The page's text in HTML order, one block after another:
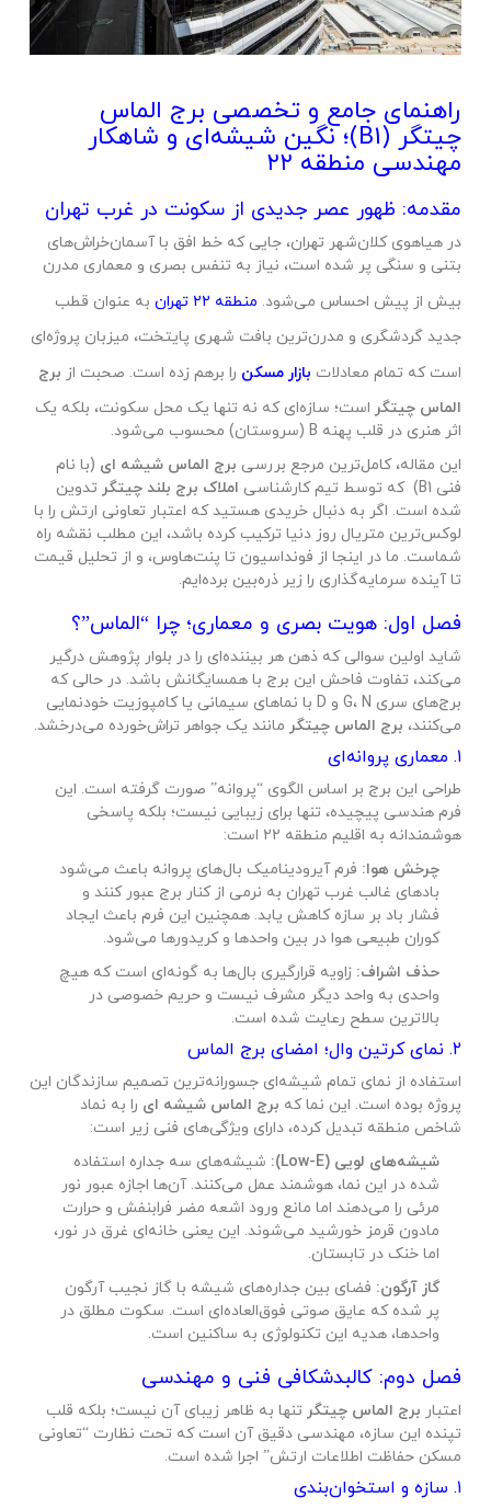
راهنمای جامع و تخصصی برج الماس
چیتگر (B1)؛ نگین شیشه‌ای و شاهکار
مهندسی منطقه ۲۲
مقدمه: ظهور عصر جدیدی از سکونت در غرب تهران
در هیاهوی کلان‌شهر تهران، جایی که خط افق با آسمان‌خراش‌های
بتنی و سنگی پر شده است، نیاز به تنفس بصری و معماری مدرن
بیش از پیش احساس می‌شود.منطقه ۲۲ تهران
به عنوان قطب
جدید گردشگری و مدرن‌ترین بافت شهری پایتخت، میزبان پروژه‌ای
است که تمام معادلاتبازار مسکنرا برهم زده است. صحبت ازبرج
الماس چیتگراست؛ سازه‌ای که نه تنها یک محل سکونت، بلکه یک
اثر هنری در قلب پهنه B (سروستان) محسوب می‌شود.
این مقاله، کامل‌ترین مرجع بررسیبرج الماس شیشه ای(با نام
فنی B1) که توسط تیم کارشناسی
املاک برج بلند چیتگرتدوین
شده است. اگر به دنبال خریدی هستید که اعتبار تعاونی ارتش را با
لوکس‌ترین متریال روز دنیا ترکیب کرده باشد، این مطلب نقشه راه
شماست. ما در اینجا از فونداسیون تا پنت‌هاوس، و از تحلیل قیمت
تا آینده سرمایه‌گذاری را زیر ذره‌بین برده‌ایم.
فصل اول: هویت بصری و معماری؛ چرا “الماس”؟
شاید اولین سوالی که ذهن هر بیننده‌ای را در بلوار پژوهش درگیر
می‌کند، تفاوت فاحش این برج با همسایگانش باشد. در حالی که
برج‌های سری G، N و D با نماهای سیمانی یا کامپوزیت خودنمایی
می‌کنند،برج الماس چیتگرمانند یک جواهر تراش‌خورده می‌درخشد.
طراحی این برج بر اساس الگوی “پروانه” صورت گرفته است. این
فرم هندسی پیچیده، تنها برای زیبایی نیست؛ بلکه پاسخی
هوشمندانه به اقلیم منطقه ۲۲ است:
چرخش هوا:فرم آیرودینامیک بال‌های پروانه باعث می‌شود
بادهای غالب غرب تهران به نرمی از کنار برج عبور کنند و
فشار باد بر سازه کاهش یابد. همچنین این فرم باعث ایجاد
کوران طبیعی هوا در بین واحدها و کریدورها می‌شود.
حذف اشراف:زاویه قرارگیری بال‌ها به گونه‌ای است که هیچ
واحدی به واحد دیگر مشرف نیست و حریم خصوصی در
بالاترین سطح رعایت شده است.
استفاده از نمای تمام شیشه‌ای جسورانه‌ترین تصمیم سازندگان این
پروژه بوده است. این نما کهبرج الماس شیشه ایرا به نماد
شاخص منطقه تبدیل کرده، دارای ویژگی‌های فنی زیر است:
شیشه‌های لویی (Low-E):
شیشه‌های سه جداره استفاده
شده در این نما، هوشمند عمل می‌کنند. آن‌ها اجازه عبور نور
مرئی را می‌دهند اما مانع ورود اشعه مضر فرابنفش و حرارت
مادون قرمز خورشید می‌شوند. این یعنی خانه‌ای غرق در نور،
اما خنک در تابستان.
گاز آرگون:فضای بین جداره‌های شیشه با گاز نجیب آرگون
پر شده که عایق صوتی فوق‌العاده‌ای است. سکوت مطلق در
واحدها، هدیه این تکنولوژی به ساکنین است.
فصل دوم: کالبدشکافی فنی و مهندسی
اعتباربرج الماس چیتگرتنها به ظاهر زیبای آن نیست؛ بلکه قلب
تپنده این سازه، مهندسی دقیق آن است که تحت نظارت “تعاونی
مسکن حفاظت اطلاعات ارتش” اجرا شده است.